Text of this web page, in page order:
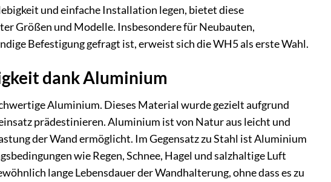
und einfache Installation legen, bietet diese
Größen und Modelle. Insbesondere für Neubauten,
Befestigung gefragt ist, erweist sich die WH5 als erste Wahl.
dank Aluminium
Aluminium. Dieses Material wurde gezielt aufgrund
prädestinieren. Aluminium ist von Natur aus leicht und
der Wand ermöglicht. Im Gegensatz zu Stahl ist Aluminium
wie Regen, Schnee, Hagel und salzhaltige Luft
lange Lebensdauer der Wandhalterung, ohne dass es zu